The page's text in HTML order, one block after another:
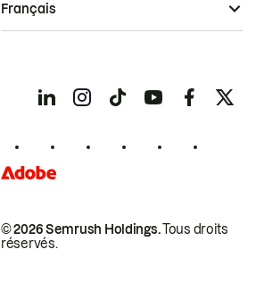
© 2026 Semrush Holdings.Tous droits
réservés.
Français